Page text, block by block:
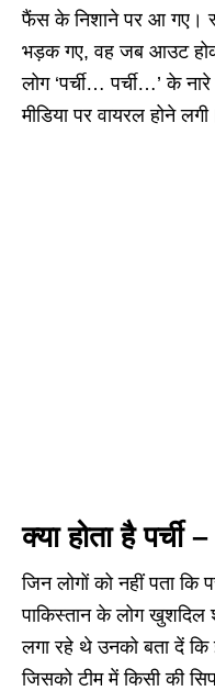
फैंस के निशाने पर आ गए।
भड़क गए, वह जब आउट
लोग ‘पर्ची… पर्ची…’ के
मीडिया पर वायरल होने
क्या होता है पर्ची
जिन लोगों को नहीं पता कि
पाकिस्तान के लोग खुशदिल
लगा रहे थे उनको बता दें
जिसको टीम में किसी की